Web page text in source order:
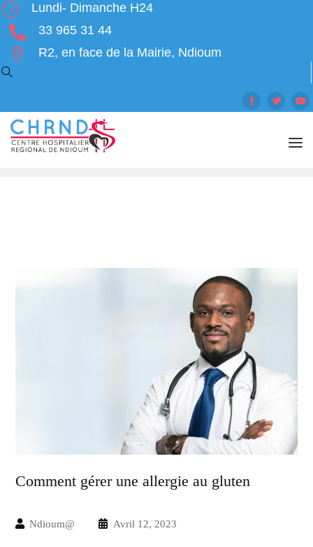
Lundi- Dimanche H24
33 965 31 44
R2, en face de la Mairie, Ndioum
Tag Archives: Getfit
Home Posts tagged "Getfit"
Comment gérer une allergie au gluten
Ndioum@ Avril 12, 2023